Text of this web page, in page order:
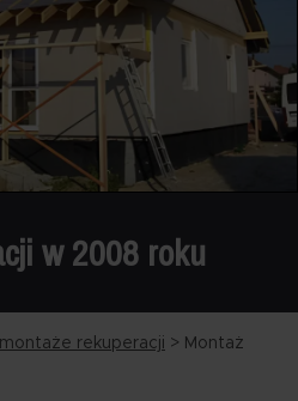
w 2008 roku
rekuperacji > Montaż